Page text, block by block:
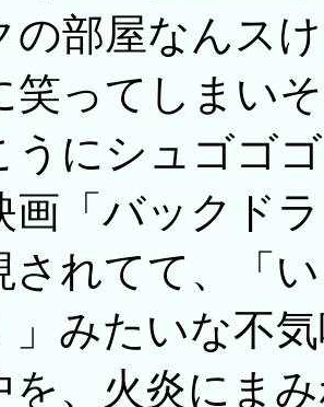
の部屋なんス
笑ってしまい
うにシュゴゴ
画「バックド
されてて、「
」みたいな不
を、火炎にま